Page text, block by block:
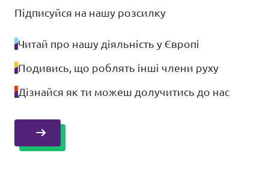
Підписуйся на нашу розсилку
Читай про нашу діяльність у Європі
Подивись, що роблять інші члени руху
Дізнайся як ти можеш долучитись до нас